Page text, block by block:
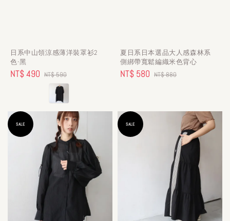
日系中山領涼感薄洋裝罩衫2
色-黑
Sale
NT$ 490 Regular
price
NT$ 590
夏日系日本選品大人感森林系
側綁帶寬鬆編織米色背心
Sale
NT$ 580 Regular
NT$ 880
SALE SALE